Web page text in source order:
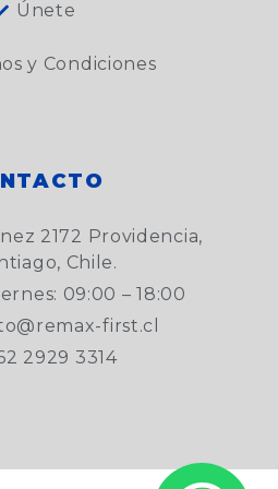
Únete
y Condiciones
2172 Providencia,
Chile.
09:00 – 18:00
first.cl
2929 3314